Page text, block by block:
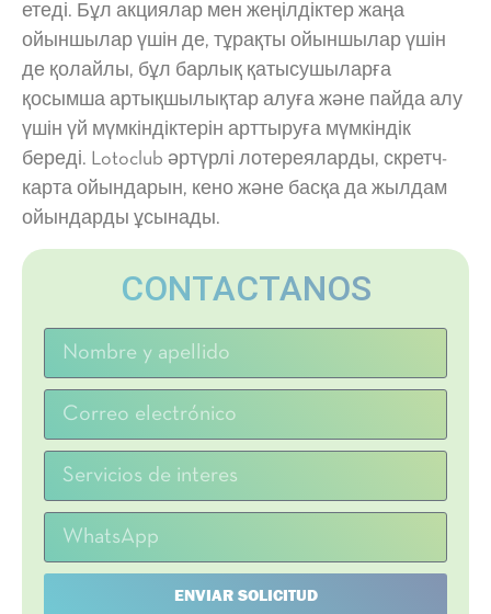
етеді. Бұл акциялар мен жеңілдіктер жаңа
ойыншылар үшін де, тұрақты ойыншылар үшін
де қолайлы, бұл барлық қатысушыларға
қосымша артықшылықтар алуға және пайда алу
үшін үй мүмкіндіктерін арттыруға мүмкіндік
береді. Lotoclub әртүрлі лотереяларды, скретч-
карта ойындарын, кено және басқа да жылдам
ойындарды ұсынады.
CONTACTANOS
ENVIAR SOLICITUD